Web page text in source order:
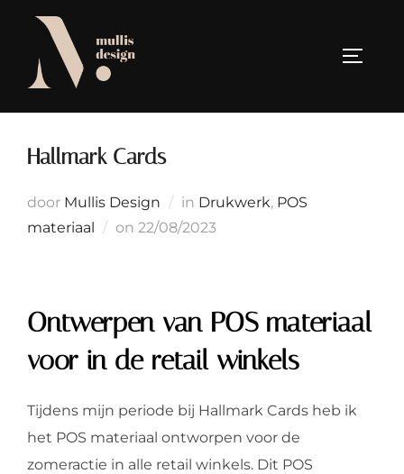
inhoud
Hallmark Cards
door Mullis Design in Drukwerk, POS
materiaal
on Geplaatst
22/08/2023
Ontwerpen van POS materiaal
voor in de retail winkels
Tijdens mijn periode bij Hallmark Cards heb ik
het POS materiaal ontworpen voor de
zomeractie in alle retail winkels. Dit POS